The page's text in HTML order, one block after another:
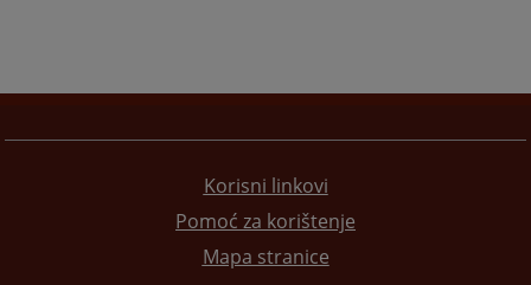
Korisni linkovi
Pomoć za korištenje
Mapa stranice